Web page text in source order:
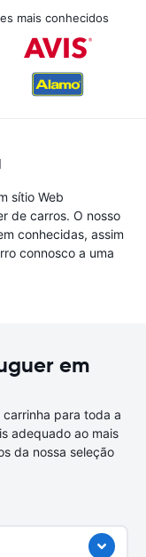
mais conhecidos
sítio Web
de carros. O nosso
conhecidas, assim
connosco a uma
em
para toda a
adequado ao mais
da nossa seleção